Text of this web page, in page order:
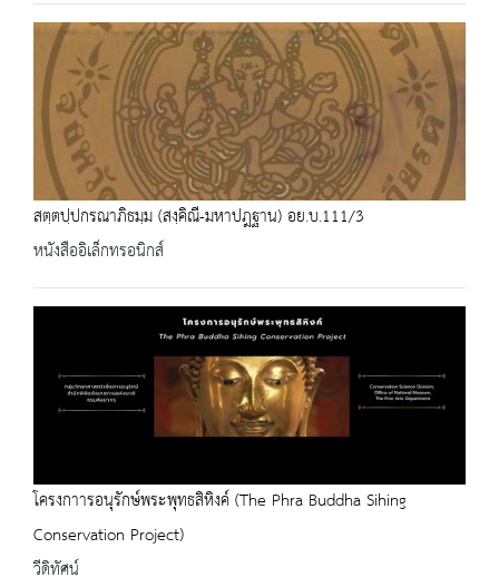
สตฺตปฺปกรณาภิธมฺม (สงฺคิณี-มหาปฎฐาน) อย.บ.111/3
หนังสืออิเล็กทรอนิกส์
โครงกาารอนุรักษ์พระพุทธสิหิงค์ (The Phra Buddha Sihing
Conservation Project)
วีดิทัศน์